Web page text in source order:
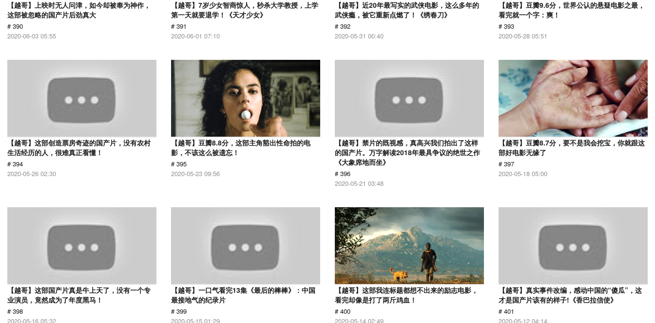
【越哥】上映时无人问津，如今却被奉为神作，
这部被忽略的国产片后劲真大
# 390
2020-06-03 05:55
【越哥】7岁少女智商惊人，秒杀大学教授，上学
第一天就要退学！《天才少女》
# 391
2020-06-01 07:10
【越哥】近20年最写实的武侠电影，这么多年的
武侠瘾，被它重新点燃了！《绣春刀》
# 392
2020-05-31 00:40
【越哥】豆瓣9.6分，世界公认的悬疑电影之最，
看完就一个字：爽！
# 393
2020-05-28 05:51
【越哥】这部创造票房奇迹的国产片，没有农村
生活经历的人，很难真正看懂！
# 394
2020-05-26 02:30
【越哥】豆瓣8.8分，这部主角豁出性命拍的电
影，不该这么被遗忘！
# 395
2020-05-23 09:56
【越哥】禁片的既视感，真高兴我们拍出了这样
的国产片。万字解读2018年最具争议的绝世之作
《大象席地而坐》
# 396
2020-05-21 03:48
【越哥】豆瓣8.7分，要不是我会挖宝，你就跟这
部好电影无缘了
# 397
2020-05-18 05:00
【越哥】这部国产片真是牛上天了，没有一个专
业演员，竟然成为了年度黑马！
# 398
2020-05-16 05:32
【越哥】一口气看完13集《最后的棒棒》：中国
最接地气的纪录片
# 399
2020-05-15 01:29
【越哥】这部我连标题都想不出来的励志电影，
看完却像是打了两斤鸡血！
# 400
2020-05-14 02:49
【越哥】真实事件改编，感动中国的“傻瓜”，这
才是国产片该有的样子!《香巴拉信使》
# 401
2020-05-12 04:14